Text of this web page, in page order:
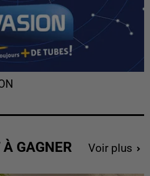
GAGNER Voir plus